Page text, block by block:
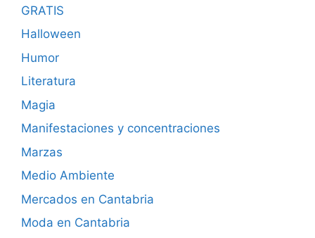
GRATIS
Halloween
Humor
Literatura
Magia
Manifestaciones y concentraciones
Marzas
Medio Ambiente
Mercados en Cantabria
Moda en Cantabria